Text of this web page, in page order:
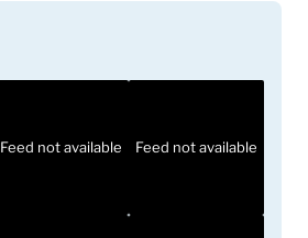
Feed not available Feed not available